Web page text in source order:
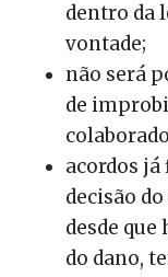
dentro da
vontade;
não será
de
acordos
decisão
desde
do dano,